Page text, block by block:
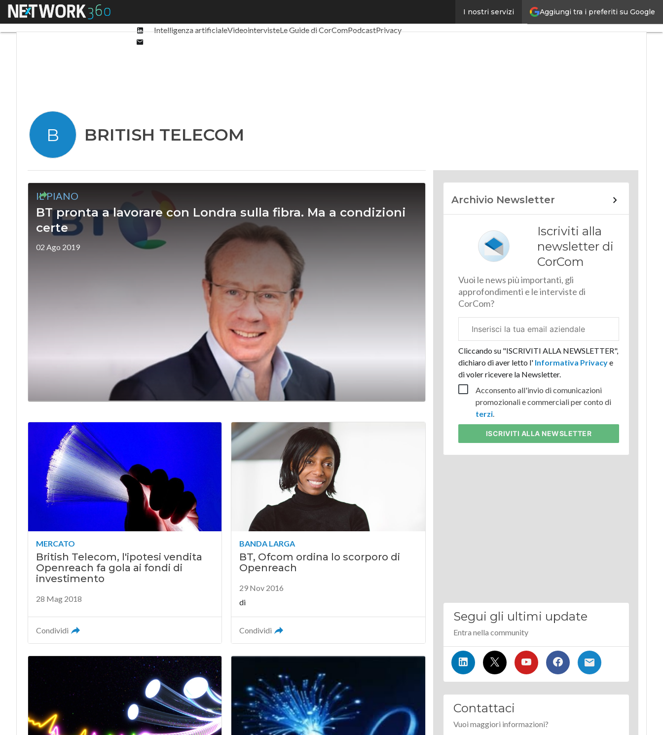
Aggiungi tra i preferiti su Google
I nostri servizi
Menu
Linkedin
Intelligenza artificialeVideointervisteLe Guide di CorComPodcastPrivacy
B BRITISH TELECOM
IL PIANO
BT pronta a lavorare con Londra sulla fibra. Ma a condizioni
certe
02 Ago 2019
MERCATO
British Telecom, l'ipotesi vendita
Openreach fa gola ai fondi di
investimento
28 Mag 2018
Condividi
BANDA LARGA
BT, Ofcom ordina lo scorporo di
Openreach
29 Nov 2016
di
Condividi
Archivio Newsletter
Iscriviti alla
newsletter di
CorCom
Vuoi le news più importanti, gli
approfondimenti e le interviste di
CorCom?
aziendale
Cliccando su "ISCRIVITI ALLA NEWSLETTER",
dichiaro di aver letto l'Informativa Privacye
di voler ricevere la Newsletter.
Acconsento all'invio di comunicazioni
promozionali e commerciali per conto di
terzi.
ISCRIVITI ALLA NEWSLETTER
Segui gli ultimi update
Entra nella community
Contattaci
Vuoi maggiori informazioni?